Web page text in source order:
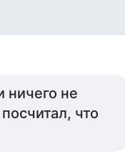
ничего не
что